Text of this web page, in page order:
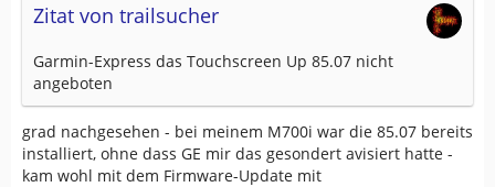
Zitat von trailsucher
Garmin-Express das Touchscreen Up 85.07 nicht
angeboten
grad nachgesehen - bei meinem M700i war die 85.07 bereits
installiert, ohne dass GE mir das gesondert avisiert hatte -
kam wohl mit dem Firmware-Update mit